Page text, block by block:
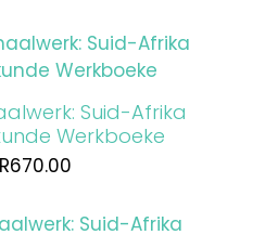
Suid-Afrika
Werkboeke
R670.00